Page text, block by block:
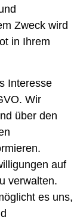
Zweck wird
in Ihrem
Interesse
Wir
über den
auf
verwalten.
es uns,